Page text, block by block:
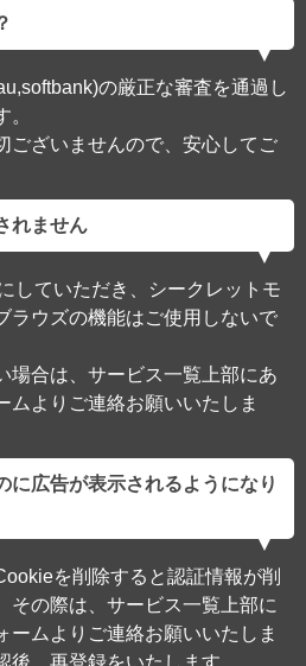
の厳正な審査を通過し
ございませんので、安心してご
れません
していただき、シークレットモ
ラウズの機能はご使用しないで
場合は、サービス一覧上部にあ
ムよりご連絡お願いいたしま
に広告が表示されるようになり
を削除すると認証情報が削
その際は、サービス一覧上部に
ームよりご連絡お願いいたしま